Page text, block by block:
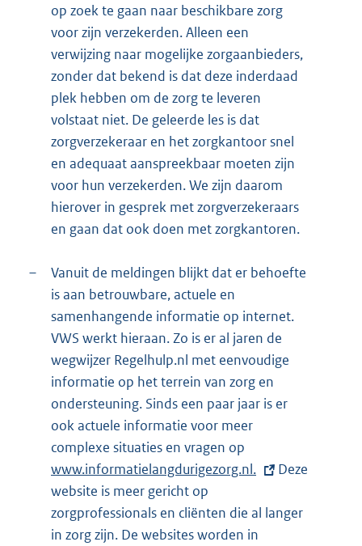
op zoek te gaan naar beschikbare zorg
voor zijn verzekerden. Alleen een
verwijzing naar mogelijke zorgaanbieders,
zonder dat bekend is dat deze inderdaad
plek hebben om de zorg te leveren
volstaat niet. De geleerde les is dat
zorgverzekeraar en het zorgkantoor snel
en adequaat aanspreekbaar moeten zijn
voor hun verzekerden. We zijn daarom
hierover in gesprek met zorgverzekeraars
en gaan dat ook doen met zorgkantoren.
–
Vanuit de meldingen blijkt dat er behoefte
is aan betrouwbare, actuele en
samenhangende informatie op internet.
VWS werkt hieraan. Zo is er al jaren de
wegwijzer Regelhulp.nl met eenvoudige
informatie op het terrein van zorg en
ondersteuning. Sinds een paar jaar is er
ook actuele informatie voor meer
complexe situaties en vragen op
x
e
r
www.informatielangdurigezorg.nl.
Deze
website is meer gericht op
zorgprofessionals en cliënten die al langer
in zorg zijn. De websites worden in